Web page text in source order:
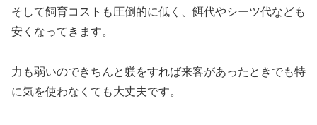
そして飼育コストも圧倒的に低く、餌代やシーツ代なども
安くなってきます。
力も弱いのできちんと躾をすれば来客があったときでも特
に気を使わなくても大丈夫です。